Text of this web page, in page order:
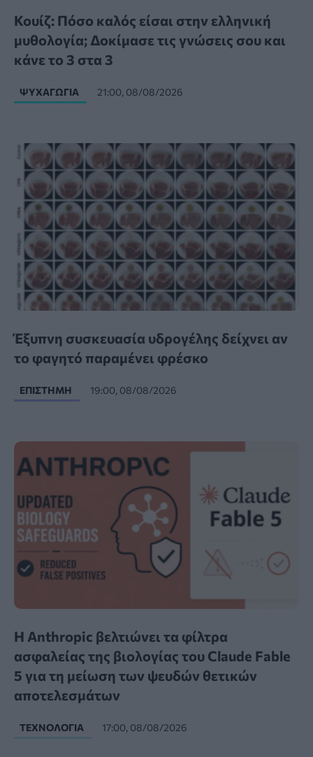
Κουίζ: Πόσο καλός είσαι στην ελληνική
μυθολογία; Δοκίμασε τις γνώσεις σου και
κάνε το 3 στα 3
ΨΥΧΑΓΩΓΊΑ 21:00, 08/08/2026
Έξυπνη συσκευασία υδρογέλης δείχνει αν
το φαγητό παραμένει φρέσκο
ΕΠΙΣΤΉΜΗ 19:00, 08/08/2026
Η Anthropic βελτιώνει τα φίλτρα
ασφαλείας της βιολογίας του Claude Fable
5 για τη μείωση των ψευδών θετικών
αποτελεσμάτων
ΤΕΧΝΟΛΟΓΊΑ 17:00, 08/08/2026